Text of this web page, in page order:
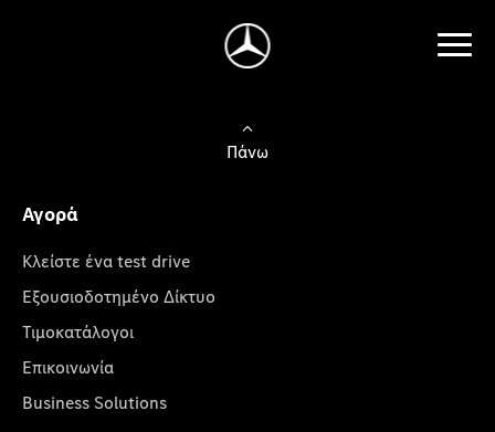
Πάνω
Αγορά
Κλείστε ένα test drive
Εξουσιοδοτημένο Δίκτυο
Τιμοκατάλογοι
Επικοινωνία
Business Solutions